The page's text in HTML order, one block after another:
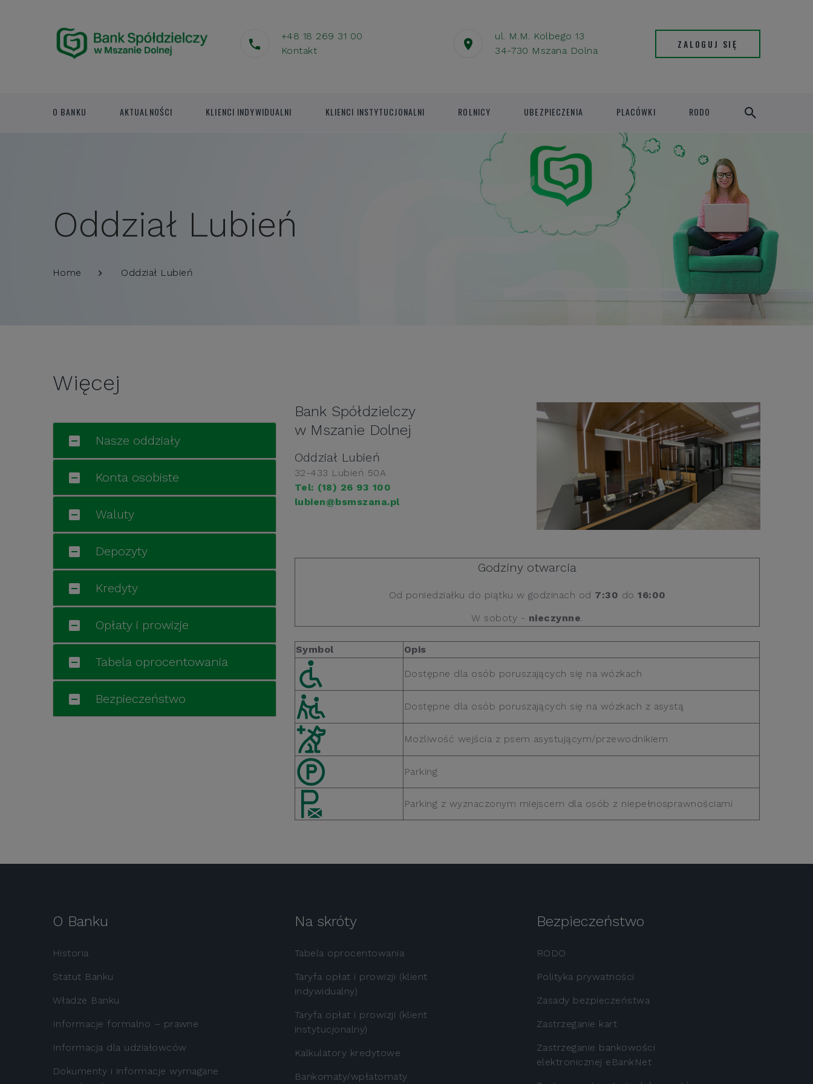
+48 18 269 31 00
Kontakt
ul. M.M. Kolbego 13
34-730 Mszana Dolna
ZALOGUJ SIĘ
O BANKU AKTUALNOŚCI KLIENCI INDYWIDUALNI KLIENCI INSTYTUCJONALNI ROLNICY UBEZPIECZENIA PLACÓWKI RODO
Oddział Lubień
Home Oddział Lubień
Więcej
Nasze oddziały
Konta osobiste
Waluty
Depozyty
Kredyty
Opłaty i prowizje
Tabela oprocentowania
Bezpieczeństwo
Bank Spółdzielczy
w Mszanie Dolnej
Oddział Lubień
32-433 Lubień 50A
Tel: (18) 26 93 100
lubien@bsmszana.pl
Godziny otwarcia
Od poniedziałku do piątku w godzinach od 7:30 do16:00
W soboty - nieczynne.
Symbol Opis
Dostępne dla osób poruszających się na wózkach
Dostępne dla osób poruszających się na wózkach z asystą
Możliwość wejścia z psem asystującym/przewodnikiem
Parking
Parking z wyznaczonym miejscem dla osób z niepełnosprawnościami
O Banku
Historia
Statut Banku
Władze Banku
Informacje formalno – prawne
Informacja dla udziałowców
Dokumenty i informacje wymagane
Na skróty
Tabela oprocentowania
Taryfa opłat i prowizji (klient
indywidualny)
Taryfa opłat i prowizji (klient
instytucjonalny)
Kalkulatory kredytowe
Bankomaty/wpłatomaty
Bezpieczeństwo
RODO
Polityka prywatności
Zasady bezpieczeństwa
Zastrzeganie kart
Zastrzeganie bankowości
elektronicznej eBankNet